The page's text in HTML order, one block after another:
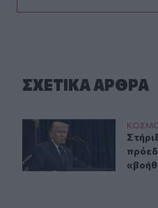
ΣΧΕΤΙΚA AΡΘΡΑ
Στήριξη Τραμπ στον νέο